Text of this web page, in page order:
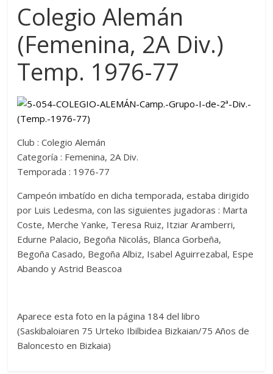
Colegio Alemán
(Femenina, 2A Div.)
Temp. 1976-77
Club : Colegio Alemán
Categoría : Femenina, 2A Div.
Temporada : 1976-77
Campeón imbatído en dicha temporada, estaba dirigido
por Luis Ledesma, con las siguientes jugadoras : Marta
Coste, Merche Yanke, Teresa Ruiz, Itziar Aramberri,
Edurne Palacio, Begoña Nicolás, Blanca Gorbeña,
Begoña Casado, Begoña Albiz, Isabel Aguirrezabal, Espe
Abando y Astrid Beascoa
Aparece esta foto en la página 184 del libro
(Saskibaloiaren 75 Urteko Ibilbidea Bizkaian/75 Años de
Baloncesto en Bizkaia)